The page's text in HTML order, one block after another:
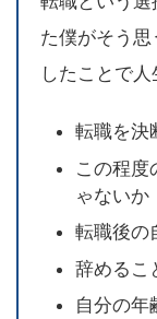
た僕がそう
したことで人
転職を決
この程度
ゃないか
転職後の
辞めるこ
自分の年